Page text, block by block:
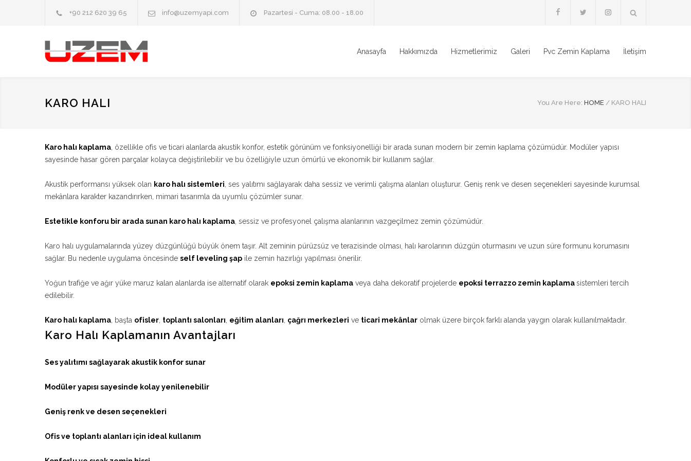
+90 212 620 39 65 info@uzemyapi.com Pazartesi - Cuma: 08.00 - 18.00
Anasayfa Hakkımızda Hizmetlerimiz Galeri Pvc Zemin Kaplama İletişim
KARO HALI You Are Here: HOME / KARO HALI
Karo halı kaplama , özellikle ofis ve ticari alanlarda akustik konfor, estetik görünüm ve fonksiyonelliği bir arada sunan modern bir zemin kaplama çözümüdür. Modüler yapısı
sayesinde hasar gören parçalar kolayca değiştirilebilir ve bu özelliğiyle uzun ömürlü ve ekonomik bir kullanım sağlar.
Akustik performansı yüksek olan karo halı sistemleri , ses yalıtımı sağlayarak daha sessiz ve verimli çalışma alanları oluşturur. Geniş renk ve desen seçenekleri sayesinde kurumsal
mekânlara karakter kazandırırken, mimari tasarımla da uyumlu çözümler sunar.
Estetikle konforu bir arada sunan karo halı kaplama , sessiz ve profesyonel çalışma alanlarının vazgeçilmez zemin çözümüdür.
Karo halı uygulamalarında yüzey düzgünlüğü büyük önem taşır. Alt zeminin pürüzsüz ve terazisinde olması, halı karolarının düzgün oturmasını ve uzun süre formunu korumasını
sağlar. Bu nedenle uygulama öncesinde self leveling şap ile zemin hazırlığı yapılması önerilir.
Yoğun trafiğe ve ağır yüke maruz kalan alanlarda ise alternatif olarak epoksi zemin kaplama veya daha dekoratif projelerde epoksi terrazzo zemin kaplamasistemleri tercih
edilebilir.
Karo halı kaplama , başta ofisler toplantı salonları eğitim alanları çağrı merkezleri ve ticari mekânlar olmak üzere birçok farklı alanda yaygın olarak kullanılmaktadır.
Karo Halı Kaplamanın Avantajları
Ses yalıtımı sağlayarak akustik konfor sunar
Modüler yapısı sayesinde kolay yenilenebilir
Geniş renk ve desen seçenekleri
Ofis ve toplantı alanları için ideal kullanım